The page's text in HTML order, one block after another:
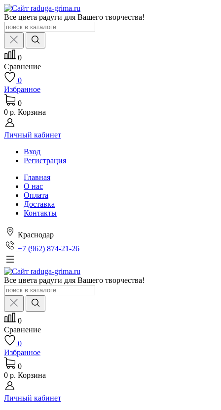
Все цвета радуги для Вашего творчества!
0
Сравнение
0
Избранное
0
0 р. Корзина
Личный кабинет
Вход
Регистрация
Главная
О нас
Оплата
Доставка
Контакты
Краснодар
+7 (962) 874-21-26
Все цвета радуги для Вашего творчества!
0
Сравнение
0
Избранное
0
0 р. Корзина
Личный кабинет